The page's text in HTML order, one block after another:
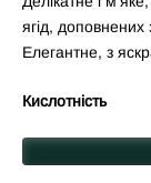
ягід,
Елегантне, з
Кислотність